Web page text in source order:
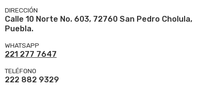
DIRECCIÓN
Calle 10 Norte No. 603, 72760 San Pedro Cholula,
Puebla.
WHATSAPP
221 277 7647
TELÉFONO
222 882 9329